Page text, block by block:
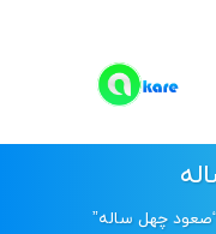
چهل ساله”